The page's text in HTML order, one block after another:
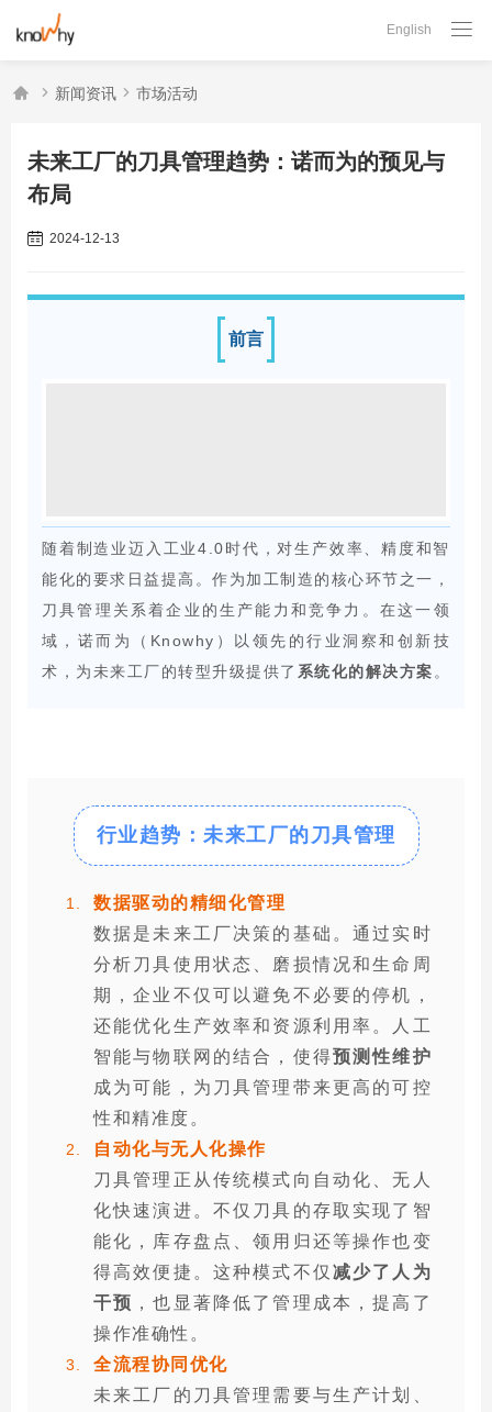

English
  新闻资讯  市场活动
未来工厂的刀具管理趋势：诺而为的预见与
布局
2024-12-13
前言
随着制造业迈入工业4.0时代，对生产效率、精度和智
能化的要求日益提高。作为加工制造的核心环节之一，
刀具管理关系着企业的生产能力和竞争力。在这一领
域，诺而为（Knowhy）以领先的行业洞察和创新技
术，为未来工厂的转型升级提供了 系统化的解决方案。
行业趋势： 未来工厂的刀具管理
数据驱动的精细化管理
数据是未来工厂决策的基础。通过实时
分析刀具使用状态、磨损情况和生命周
期，企业不仅可以避免不必要的停机，
还能优化生产效率和资源利用率。人工
智能与物联网的结合，使得预测性维护
成为可能，为刀具管理带来更高的可控
性和精准度。
自动化与无人化操作
刀具管理正从传统模式向自动化、无人
化快速演进。不仅刀具的存取实现了智
能化，库存盘点、领用归还等操作也变
得高效便捷。这种模式不仅 减少了人为
干预 ，也显著降低了管理成本，提高了
操作准确性。
全流程协同优化
未来工厂的刀具管理需要与生产计划、